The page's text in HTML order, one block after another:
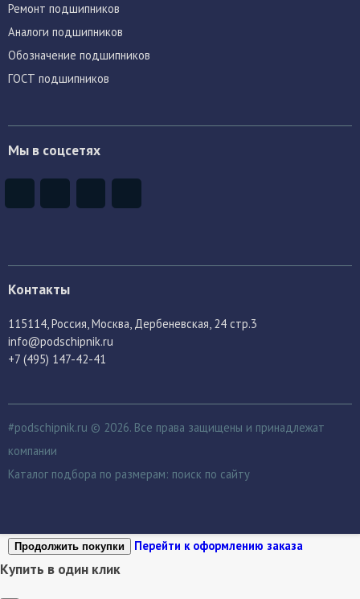
Ремонт подшипников
Аналоги подшипников
Обозначение подшипников
ГОСТ подшипников
Мы в соцсетях
Контакты
115114 , Россия, Москва, Дербеневская, 24 стр.3
info@podschipnik.ru
+7 (495) 147-42-41
#podschipnik.ru © 2026. Все права защищены и принадлежат
компании
Каталог подбора по размерам: поиск по сайту
Продолжить покупки Перейти к оформлению заказа
Купить в один клик